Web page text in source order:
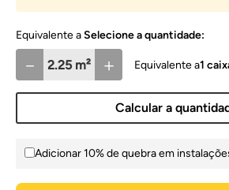
＋
－
Selecione a quantidade:
1
Calcular a
Adicionar 10% de quebra em